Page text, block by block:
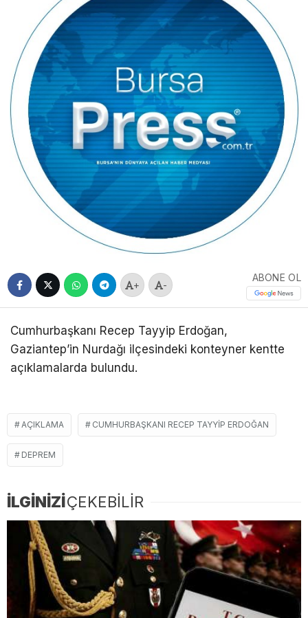
+ -
ABONE OL
Cumhurbaşkanı Recep Tayyip Erdoğan,
Gaziantep’in Nurdağı ilçesindeki konteyner kentte
açıklamalarda bulundu.
AÇIKLAMA CUMHURBAŞKANI RECEP TAYYIP ERDOĞAN
DEPREM
İLGİNİZİÇEKEBİLİR